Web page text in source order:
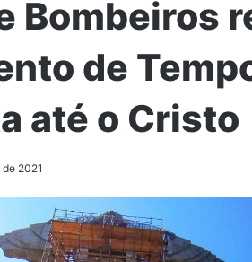
Bombeiros
de
até o Cristo
2021